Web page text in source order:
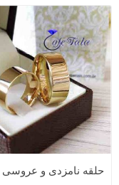
حلقه نامزدی و عروسی 21056